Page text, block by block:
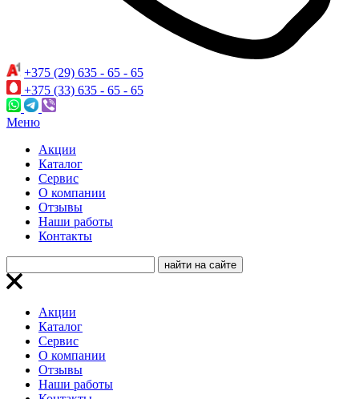
+375 (29) 635 - 65 - 65
+375 (33) 635 - 65 - 65
Меню
Акции
Каталог
Сервис
О компании
Отзывы
Наши работы
Контакты
Акции
Каталог
Сервис
О компании
Отзывы
Наши работы